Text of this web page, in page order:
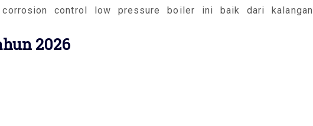
control low pressure boiler ini baik dari kalangan
2026